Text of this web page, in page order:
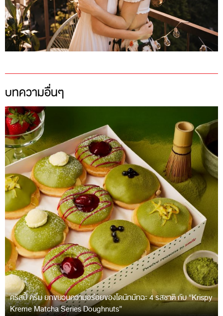
บทความอื่นๆ
คริสปี้ ครีม ยกขบวนความอร่อยของโดนัทมัทฉะ 4 รสชาติ กับ “Krispy
Kreme Matcha Series Doughnuts”